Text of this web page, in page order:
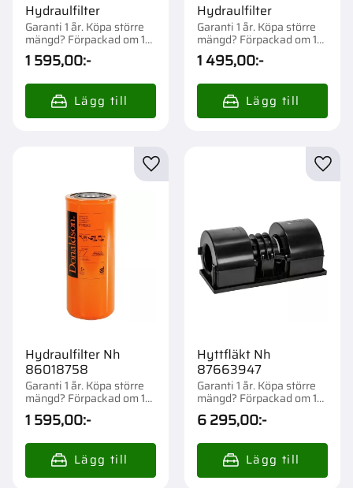
Hydraulfilter
Garanti 1 år. Köpa större
mängd? Förpackad om 1
st.
1 595,00:-
Hydraulfilter
Garanti 1 år. Köpa större
mängd? Förpackad om 1
st.
1 495,00:-
Hydraulfilter Nh
86018758
Garanti 1 år. Köpa större
mängd? Förpackad om 1
st.
1 595,00:-
Lägg till i favoriter
Hyttfläkt Nh
87663947
Garanti 1 år. Köpa större
mängd? Förpackad om 1
st.
6 295,00:-